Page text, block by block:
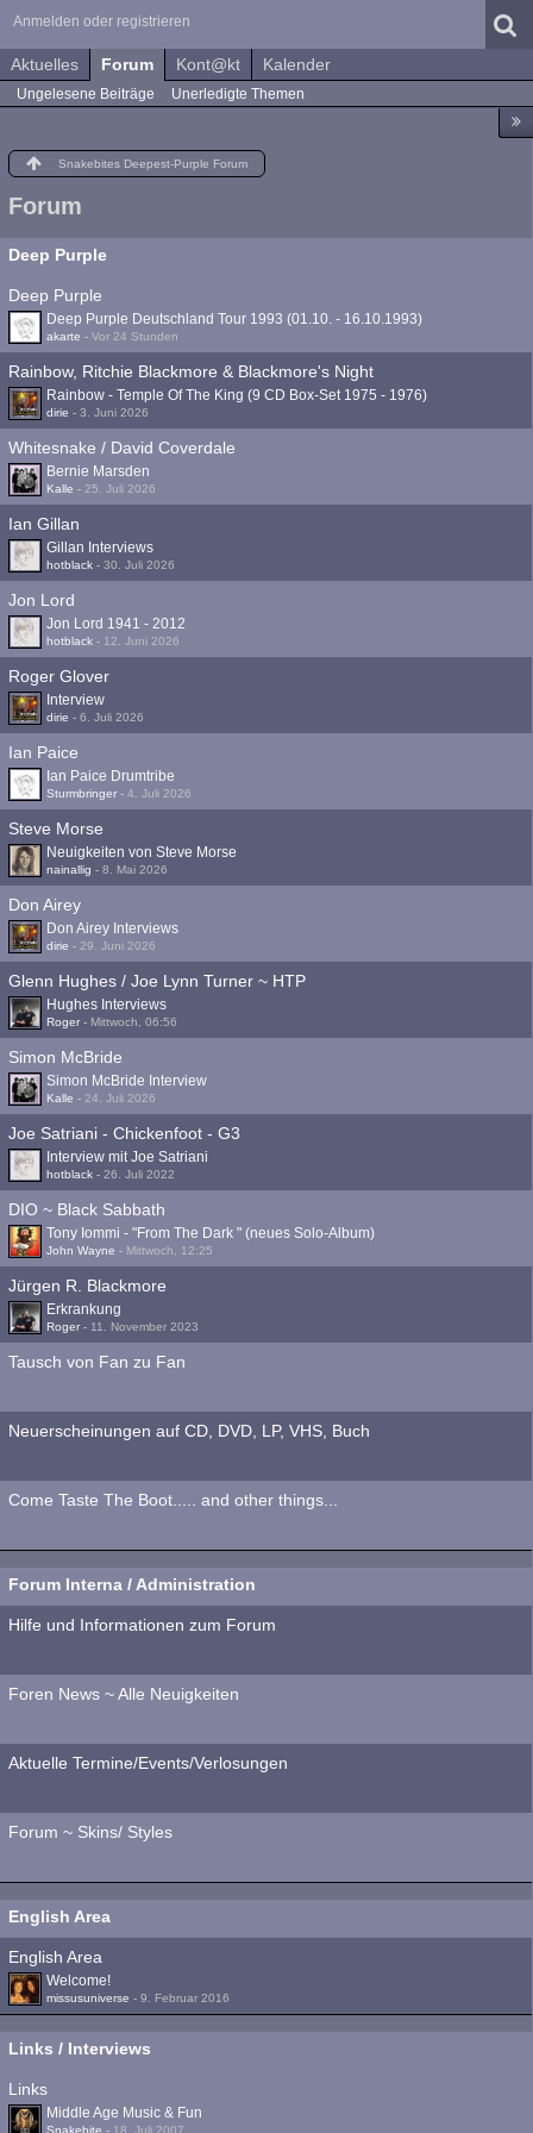
Anmelden oder registrieren
Aktuelles Forum Kont@kt Kalender
Ungelesene Beiträge Unerledigte Themen
Snakebites Deepest-Purple Forum
Forum
Deep Purple
Deep Purple
Deep Purple Deutschland Tour 1993 (01.10. - 16.10.1993)
akarte - Vor 24 Stunden
Rainbow, Ritchie Blackmore & Blackmore's Night
Rainbow - Temple Of The King (9 CD Box-Set 1975 - 1976)
dirie - 3. Juni 2026
Whitesnake / David Coverdale
Bernie Marsden
Kalle - 25. Juli 2026
Ian Gillan
Gillan Interviews
hotblack - 30. Juli 2026
Jon Lord
Jon Lord 1941 - 2012
hotblack - 12. Juni 2026
Roger Glover
Interview
dirie - 6. Juli 2026
Ian Paice
Ian Paice Drumtribe
Sturmbringer - 4. Juli 2026
Steve Morse
Neuigkeiten von Steve Morse
nainallig - 8. Mai 2026
Don Airey
Don Airey Interviews
dirie - 29. Juni 2026
Glenn Hughes / Joe Lynn Turner ~ HTP
Hughes Interviews
Roger - Mittwoch, 06:56
Simon McBride
Simon McBride Interview
Kalle - 24. Juli 2026
Joe Satriani - Chickenfoot - G3
Interview mit Joe Satriani
hotblack - 26. Juli 2022
DIO ~ Black Sabbath
Tony Iommi - "From The Dark " (neues Solo-Album)
John Wayne - Mittwoch, 12:25
Jürgen R. Blackmore
Erkrankung
Roger - 11. November 2023
Tausch von Fan zu Fan
Neuerscheinungen auf CD, DVD, LP, VHS, Buch
Come Taste The Boot..... and other things...
Forum Interna / Administration
Hilfe und Informationen zum Forum
Foren News ~ Alle Neuigkeiten
Aktuelle Termine/Events/Verlosungen
Forum ~ Skins/ Styles
English Area
English Area
Welcome!
missusuniverse - 9. Februar 2016
Links / Interviews
Links
Middle Age Music & Fun
Snakebite - 18. Juli 2007